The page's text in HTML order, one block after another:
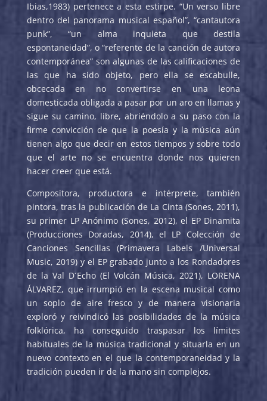
Ibias,1983) pertenece a esta estirpe. “Un verso libre
dentro del panorama musical español”, “cantautora
punk”, “un alma inquieta que destila
espontaneidad”, o “referente de la canción de autora
contemporánea” son algunas de las calificaciones de
las que ha sido objeto, pero ella se escabulle,
obcecada en no convertirse en una leona
domesticada obligada a pasar por un aro en llamas y
sigue su camino, libre, abriéndolo a su paso con la
firme convicción de que la poesía y la música aún
tienen algo que decir en estos tiempos y sobre todo
que el arte no se encuentra donde nos quieren
hacer creer que está.
Compositora, productora e intérprete, también
pintora, tras la publicación de La Cinta (Sones, 2011),
su primer LP Anónimo (Sones, 2012), el EP Dinamita
(Producciones Doradas, 2014), el LP Colección de
Canciones Sencillas (Primavera Labels /Universal
Music, 2019) y el EP grabado junto a los Rondadores
de la Val D´Echo (El Volcán Música, 2021), LORENA
ÁLVAREZ, que irrumpió en la escena musical como
un soplo de aire fresco y de manera visionaria
exploró y reivindicó las posibilidades de la música
folklórica, ha conseguido traspasar los límites
habituales de la música tradicional y situarla en un
nuevo contexto en el que la contemporaneidad y la
tradición pueden ir de la mano sin complejos.